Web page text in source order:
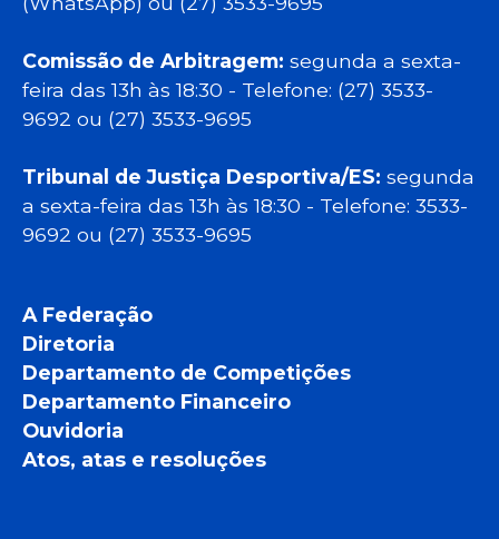
Comissão de Arbitragem: segunda a sexta-
feira das 13h às 18:30 - Telefone: (27) 3533-
9692 ou (27) 3533-9695
Tribunal de Justiça Desportiva/ES: segunda
a sexta-feira das 13h às 18:30 - Telefone: 3533-
9692 ou (27) 3533-9695
A Federação
Diretoria
Departamento de Competições
Departamento Financeiro
Ouvidoria
Atos, atas e resoluções